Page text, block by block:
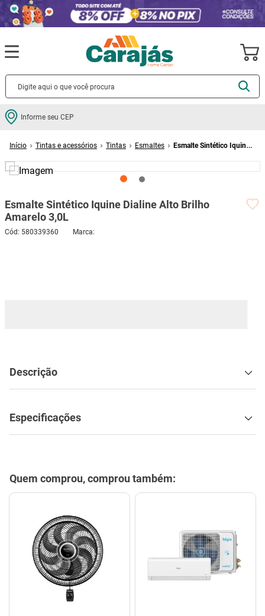
Informe seu CEP
Tintas e acessórios Tintas Esmaltes
Esmalte Sintético Iquine
Esmalte Sintético Iquine Dialine Alto Brilho
Amarelo 3,0L
Cód: 580339360
Descrição
Especificações
Quem comprou, comprou também:
Termos mais buscados
2º porcelanato
3º piso
5º porta
vaso sanitário